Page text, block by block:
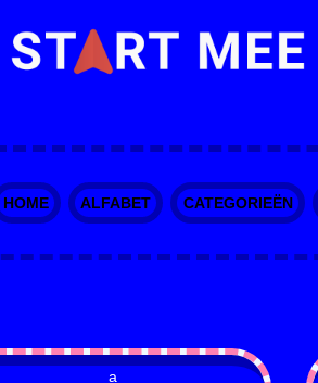
HOME ALFABET CATEGORIEËN
a